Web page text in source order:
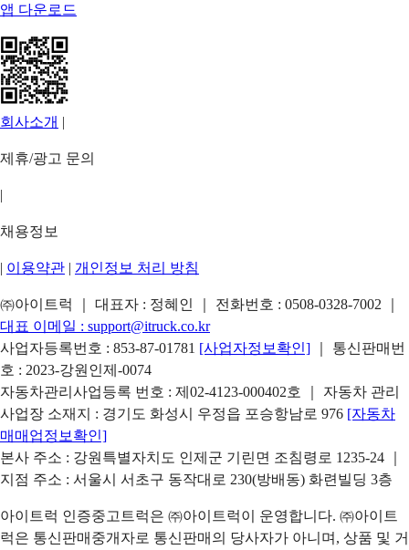
앱 다운로드
회사소개 |
제휴/광고 문의
|
채용정보
| 이용약관 | 개인정보 처리 방침
㈜아이트럭 ｜ 대표자 : 정혜인 ｜ 전화번호 : 0508-0328-7002
대표 이메일 : support@itruck.co.kr
사업자등록번호 : 853-87-01781 [사업자정보확인]
｜ 통신판매번
호 : 2023-강원인제-0074
자동차관리사업등록 번호 : 제02-4123-000402호 ｜ 자동차 관리
사업장 소재지 : 경기도 화성시 우정읍 포승항남로 976 [자동차
매매업정보확인]
본사 주소 : 강원특별자치도 인제군 기린면 조침령로 1235-24 ｜
지점 주소 : 서울시 서초구 동작대로 230(방배동) 화련빌딩 3층
아이트럭 인증중고트럭은 ㈜아이트럭이 운영합니다. ㈜아이트
럭은 통신판매중개자로 통신판매의 당사자가 아니며, 상품 및 거